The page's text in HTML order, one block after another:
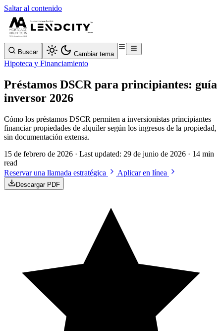
Saltar al contenido
Buscar Cambiar tema
Hipoteca y Financiamiento
Préstamos DSCR para principiantes: guía
inversor 2026
Cómo los préstamos DSCR permiten a inversionistas principiantes
financiar propiedades de alquiler según los ingresos de la propiedad,
sin documentación extensa.
15 de febrero de 2026 · Last updated: 29 de junio de 2026 · 14 min
read
Reservar una llamada estratégica
Aplicar en línea
Descargar PDF